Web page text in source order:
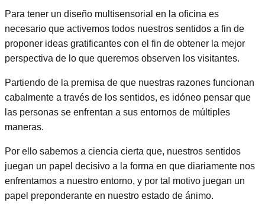
Para tener un diseño multisensorial en la oficina es
necesario que activemos todos nuestros sentidos a fin de
proponer ideas gratificantes con el fin de obtener la mejor
perspectiva de lo que queremos observen los visitantes.
Partiendo de la premisa de que nuestras razones funcionan
cabalmente a través de los sentidos, es idóneo pensar que
las personas se enfrentan a sus entornos de múltiples
maneras.
Por ello sabemos a ciencia cierta que, nuestros sentidos
juegan un papel decisivo a la forma en que diariamente nos
enfrentamos a nuestro entorno, y por tal motivo juegan un
papel preponderante en nuestro estado de ánimo.